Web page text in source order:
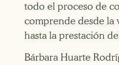
todo el proceso de
comprende desde la
hasta la prestación
Bárbara Huarte